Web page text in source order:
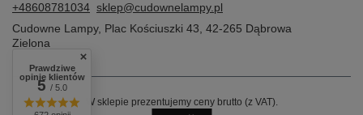
+48608781034 sklep@cudownelampy.pl
Cudowne Lampy, Plac Kościuszki 43 42-265 Dąbrowa
Zielona
W sklepie prezentujemy ceny brutto (z VAT).
Prawdziwe
opinie klientów
5/ 5.0